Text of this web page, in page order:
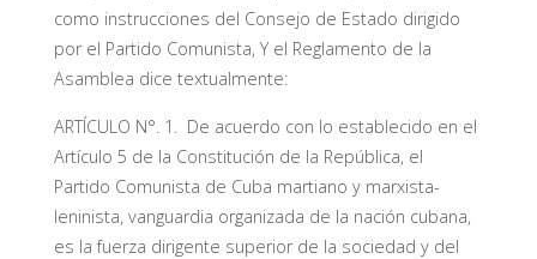
como instrucciones del Consejo de Estado dirigido
por el Partido Comunista, Y el Reglamento de la
Asamblea dice textualmente:
ARTÍCULO N°. 1. De acuerdo con lo establecido en el
Artículo 5 de la Constitución de la República, el
Partido Comunista de Cuba martiano y marxista-
leninista, vanguardia organizada de la nación cubana,
es la fuerza dirigente superior de la sociedad y del